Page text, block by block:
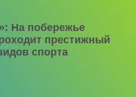
На побережье
престижный
спорта